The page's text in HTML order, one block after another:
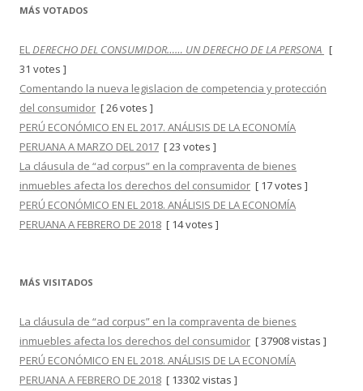
MÁS VOTADOS
ELDERECHO DEL CONSUMIDOR…… UN DERECHO DE LA PERSONA [
31 votes ]
Comentando la nueva legislacion de competencia y protección
del consumidor [ 26 votes ]
PERÚ ECONÓMICO EN EL 2017. ANÁLISIS DE LA ECONOMÍA
PERUANA A MARZO DEL 2017 [ 23 votes ]
La cláusula de “ad corpus” en la compraventa de bienes
inmuebles afecta los derechos del consumidor [ 17 votes ]
PERÚ ECONÓMICO EN EL 2018. ANÁLISIS DE LA ECONOMÍA
PERUANA A FEBRERO DE 2018 [ 14 votes ]
MÁS VISITADOS
La cláusula de “ad corpus” en la compraventa de bienes
inmuebles afecta los derechos del consumidor [ 37908 vistas ]
PERÚ ECONÓMICO EN EL 2018. ANÁLISIS DE LA ECONOMÍA
PERUANA A FEBRERO DE 2018 [ 13302 vistas ]